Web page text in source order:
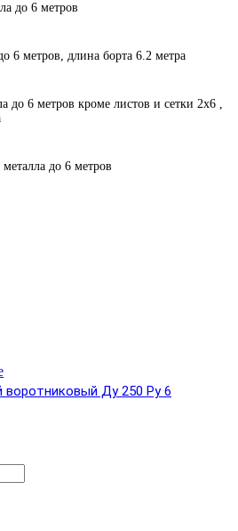
до 6 метров
6 метров, длина борта 6.2 метра
до 6 метров кроме листов и сетки 2х6 ,
до 6 метров
Ду 250 Ру 6